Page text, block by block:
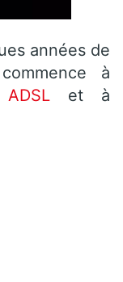
années de
commence à
ADSL et à